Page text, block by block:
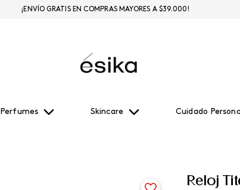
Perfumes Skincare Cuidado
¡ENVÍO GRATIS EN COMPRAS MAYORES A $39.000!
Reloj